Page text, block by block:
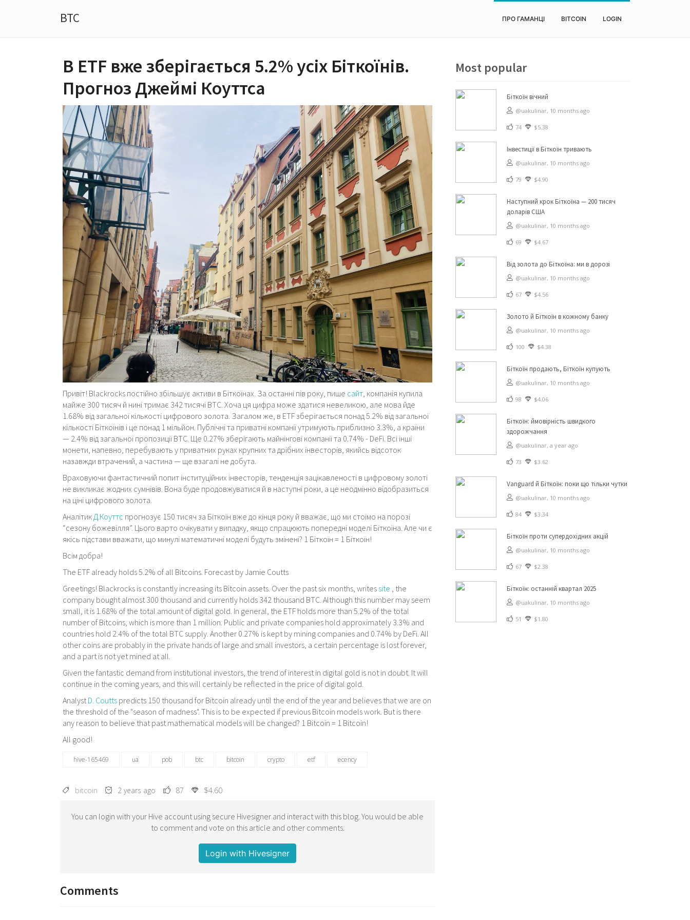
BTC ПРО ГАМАНЦІ BITCOIN LOGIN
В ETF вже зберігається 5.2% усіх Біткоїнів.
Прогноз Джеймі Коуттса
Привіт! Blackrocks постійно збільшує активи в Біткоїнах. За останні пів року, пише сайт, компанія купила
майже 300 тисяч й нині тримає 342 тисячі BTC. Хоча ця цифра може здатися невеликою, але мова йде
1.68% від загальної кількості цифрового золота. Загалом же, в ETF зберігається понад 5.2% від загальної
кількості Біткоїнів і це понад 1 мільйон. Публічні та приватні компанії утримують приблизно 3.3%, а країни
— 2.4% від загальної пропозиції BTC. Ще 0.27% зберігають майнінгові компанії та 0.74% - DeFi. Всі інші
монети, напевно, перебувають у приватних руках крупних та дрібних інвесторів, якийсь відсоток
назавжди втрачений, а частина — ще взагалі не добута.
Враховуючи фантастичний попит інституційних інвесторів, тенденція зацікавленості в цифровому золоті
не викликає жодних сумнівів. Вона буде продовжуватися й в наступні роки, а це неодмінно відобразиться
на ціні цифрового золота.
АналітикД.Коуттс прогнозує 150 тисяч за Біткоїн вже до кінця року й вважає, що ми стоїмо на порозі
“сезону божевілля”. Цього варто очікувати у випадку, якщо спрацюють попередні моделі Біткоїна. Але чи є
якісь підстави вважати, що минулі математичні моделі будуть змінені? 1 Біткоїн = 1 Біткоїн!
Всім добра!
The ETF already holds 5.2% of all Bitcoins. Forecast by Jamie Coutts
Greetings! Blackrocks is constantly increasing its Bitcoin assets. Over the past six months, writes site , the
company bought almost 300 thousand and currently holds 342 thousand BTC. Although this number may seem
small, it is 1.68% of the total amount of digital gold. In general, the ETF holds more than 5.2% of the total
number of Bitcoins, which is more than 1 million. Public and private companies hold approximately 3.3% and
countries hold 2.4% of the total BTC supply. Another 0.27% is kept by mining companies and 0.74% by DeFi. All
other coins are probably in the private hands of large and small investors, a certain percentage is lost forever,
and a part is not yet mined at all.
Given the fantastic demand from institutional investors, the trend of interest in digital gold is not in doubt. It will
continue in the coming years, and this will certainly be reflected in the price of digital gold.
AnalystD. Coutts predicts 150 thousand for Bitcoin already until the end of the year and believes that we are on
the threshold of the "season of madness". This is to be expected if previous Bitcoin models work. But is there
any reason to believe that past mathematical models will be changed? 1 Bitcoin = 1 Bitcoin!
All good!
hive-165469 ua pob btc bitcoin crypto etf ecency
bitcoin 2 years ago 87 $4.60
You can login with your Hive account using secure Hivesigner and interact with this blog. You would be able
to comment and vote on this article and other comments.
Login with Hivesigner
Comments
Most popular
Біткоїн вічний
@uakulinar, 10 months ago
74 $5.38
Інвестиції в Біткоїн тривають
@uakulinar, 10 months ago
79 $4.90
Наступний крок Біткоїна — 200 тисяч
доларів США
@uakulinar, 10 months ago
69 $4.67
Від золота до Біткоїна: ми в дорозі
@uakulinar, 10 months ago
67 $4.56
Золото й Біткоїн в кожному банку
@uakulinar, 10 months ago
100 $4.38
Біткоїн продають, Біткоїн купують
@uakulinar, 10 months ago
98 $4.06
Біткоїн: ймовірність швидкого
здорожчання
@uakulinar, a year ago
73 $3.62
Vanguard й Біткоїн: поки що тільки чутки
@uakulinar, 10 months ago
84 $3.34
Біткоїн проти супердохідних акцій
@uakulinar, 10 months ago
67 $2.38
Біткоїн: останній квартал 2025
@uakulinar, 10 months ago
51 $1.80